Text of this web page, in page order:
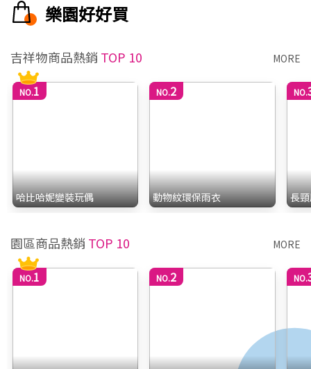
樂園好好買
吉祥物商品熱銷 TOP 10 MORE
NO.1
哈比哈妮變裝玩偶
NO.2
動物紋環保雨衣
NO.
長
園區商品熱銷 TOP 10 MORE
NO.1 NO.2 NO.